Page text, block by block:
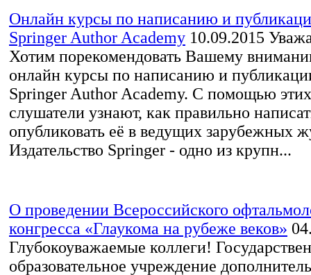
Онлайн курсы по написанию и
Springer Author Academy 10.09.2015
Хотим порекомендовать Вашему
онлайн курсы по написанию и
Springer Author Academy. С помощью
слушатели узнают, как правильно
опубликовать её в ведущих зарубежных
Издательство Springer - одно из крупн...
О проведении Всероссийского
конгресса «Глаукома на рубеже веков»
Глубокоуважаемые коллеги!
образовательное учреждение